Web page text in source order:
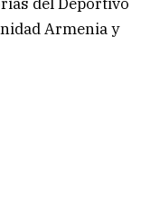
Armenia y